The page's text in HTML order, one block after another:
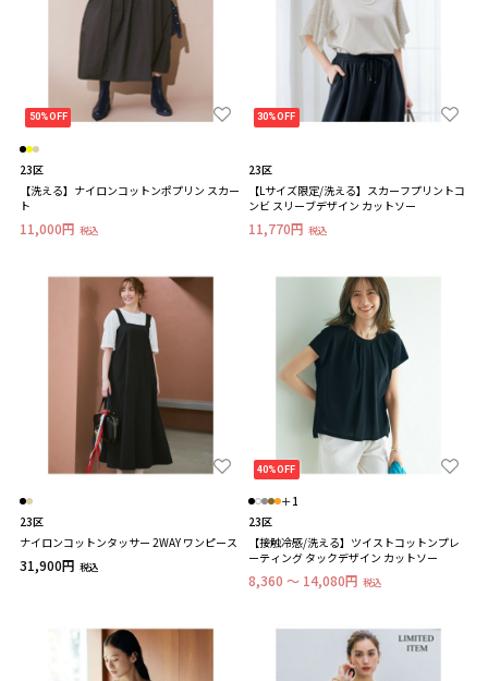
50%OFF
23区
【洗える】ナイロンコットンポプリン スカー
ト
11,000円 税込
30%OFF
23区
【Lサイズ限定/洗える】スカーフプリントコ
ンビ スリーブデザイン カットソー
11,770円 税込
23区
ナイロンコットンタッサー 2WAY ワンピース
31,900円 税込
40%OFF
＋1
23区
【接触冷感/洗える】ツイストコットンプレ
ーティング タックデザイン カットソー
8,360 ～ 14,080円 税込